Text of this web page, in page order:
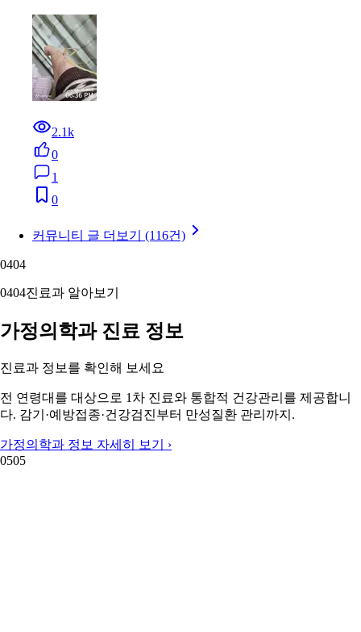
2.1k
0
1
0
커뮤니티 글 더보기 (116건)
0404
0404진료과 알아보기
가정의학과 진료 정보
진료과 정보를 확인해 보세요
전 연령대를 대상으로 1차 진료와 통합적 건강관리를 제공합니
다. 감기·예방접종·건강검진부터 만성질환 관리까지.
가정의학과 정보 자세히 보기 ›
0505